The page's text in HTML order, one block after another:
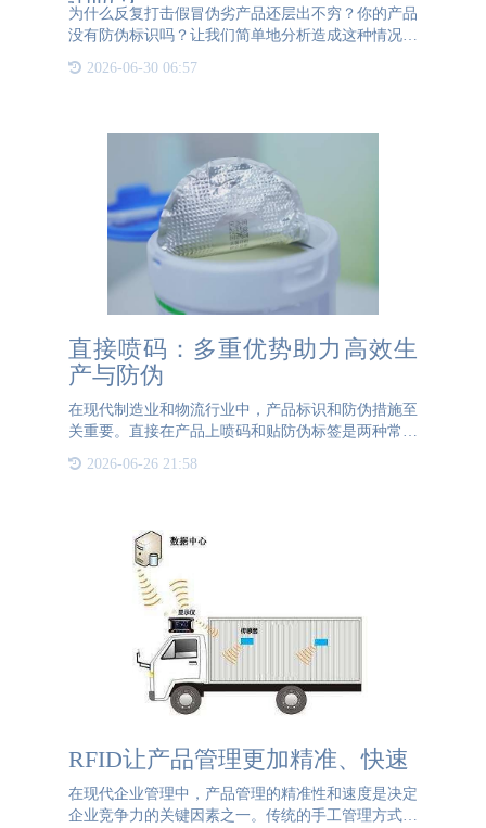
为什么反复打击假冒伪劣产品还层出不穷？你的产品
没有防伪标识吗？让我们简单地分析造成这种情况的
直接原因： 第一、不法分子受到利益驱动，大量造
假，以低价诱导商家拿货，诱导消费者购买，长期以
2026-06-30 06:57
直接喷码：多重优势助力高效生
产与防伪
在现代制造业和物流行业中，产品标识和防伪措施至
关重要。直接在产品上喷码和贴防伪标签是两种常见
的标识方法。虽然防伪标签在某些方面具有优势，但
直接喷码在多个方面表现出更显著的好处。成本效益
2026-06-26 21:58
RFID让产品管理更加精准、快速
在现代企业管理中，产品管理的精准性和速度是决定
企业竞争力的关键因素之一。传统的手工管理方式不